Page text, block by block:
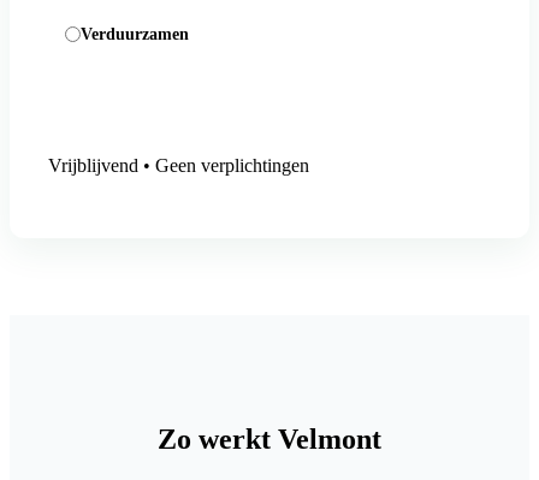
Verduurzamen
Vrijblijvend • Geen verplichtingen
Zo werkt Velmont